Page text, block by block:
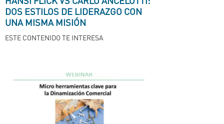
DOS ESTILOS DE LIDERAZGO CON
UNA MISMA MISIÓN
ESTE CONTENIDO TE INTERESA